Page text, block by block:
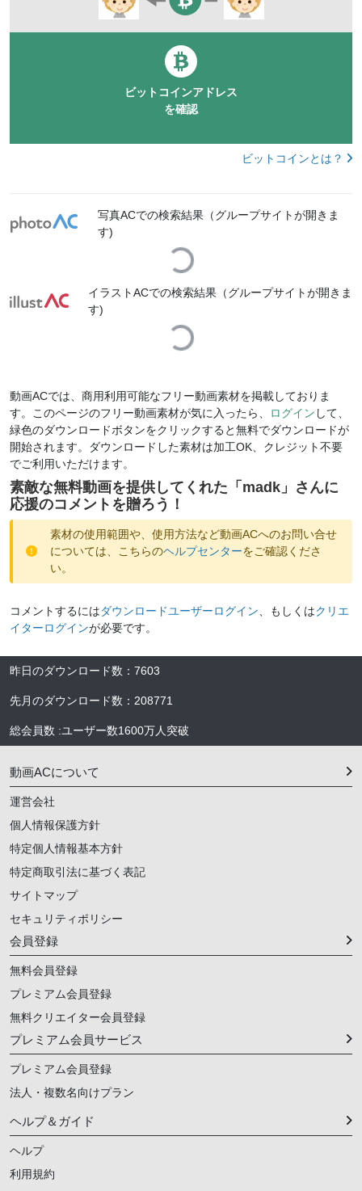
ビットコインアドレス
を確認
ビットコインとは？
写真ACでの検索結果（グループサイトが開きま
す)
Loading...
イラストACでの検索結果（グループサイトが開きま
す)
Loading...
動画ACでは、商用利用可能なフリー動画素材を掲載しておりま
す。このページのフリー動画素材が気に入ったら、
ログイン して、
緑色のダウンロードボタンをクリックすると無料でダウンロードが
開始されます。ダウンロードした素材は加工OK、クレジット不要
でご利用いただけます。
素敵な無料動画を提供してくれた「 madk 」さんに
応援のコメントを贈ろう！
素材の使用範囲や、使用方法など動画ACへのお問い合せ
については、こちらのヘルプセンターをご確認くださ
い。
コメントするにはダウンロードユーザーログイン 、もしくはクリエ
イターログインが必要です。
昨日のダウンロード数 ： 7603
先月のダウンロード数 ： 208771
総会員数 :ユーザー数1600万人 突破
動画ACについて
運営会社
個人情報保護方針
特定個人情報基本方針
特定商取引法に基づく表記
サイトマップ
セキュリティポリシー
会員登録
無料会員登録
プレミアム会員登録
無料クリエイター会員登録
プレミアム会員サービス
プレミアム会員登録
法人・複数名向けプラン
ヘルプ＆ガイド
ヘルプ
利用規約